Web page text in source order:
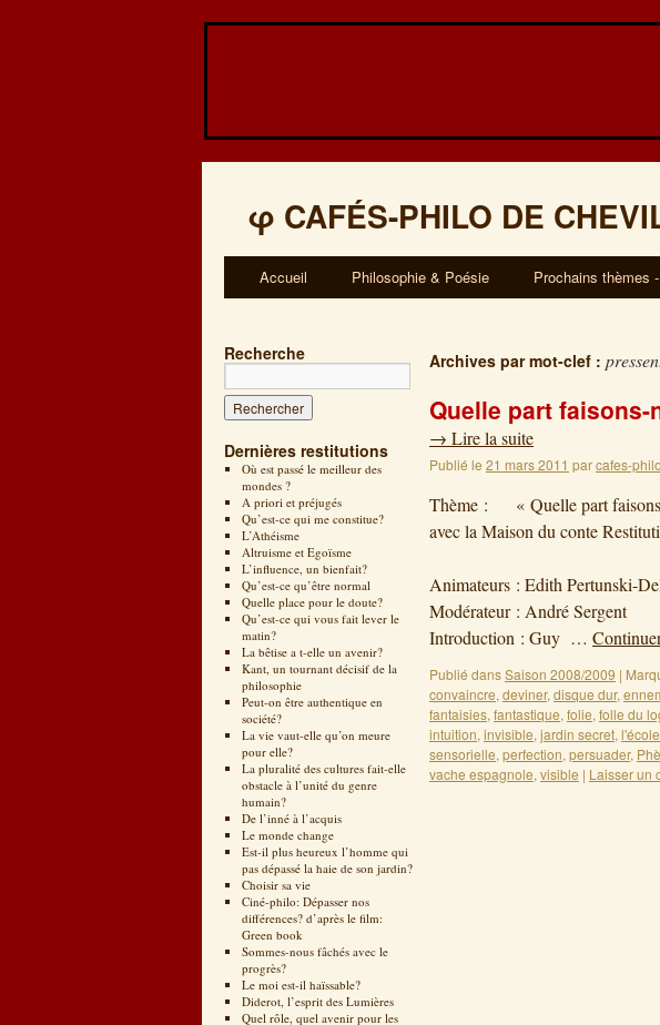
φ CAFÉS-PHILO DE
Accueil Philosophie & Poésie Prochains thèmes
Recherche
Dernières restitutions
Où est passé le meilleur des
mondes ?
A priori et préjugés
Qu’est-ce qui me constitue?
L’Athéisme
Altruisme et Egoïsme
L’influence, un bienfait?
Qu’est-ce qu’être normal
Quelle place pour le doute?
Qu’est-ce qui vous fait lever le
matin?
La bêtise a t-elle un avenir?
Kant, un tournant décisif de la
philosophie
Peut-on être authentique en
société?
La vie vaut-elle qu’on meure
pour elle?
La pluralité des cultures fait-elle
obstacle à l’unité du genre
humain?
De l’inné à l’acquis
Le monde change
Est-il plus heureux l’homme qui
pas dépassé la haie de son jardin?
Choisir sa vie
Ciné-philo: Dépasser nos
différences? d’après le film:
Green book
Sommes-nous fâchés avec le
progrès?
Le moi est-il haïssable?
Diderot, l’esprit des Lumières
Quel rôle, quel avenir pour les
Archives par mot-clef :
Quelle part faisons-
→ Lire la suite
Publié le 21 mars 2011 parcafes-philo
Thème : « Quelle part faisons-
avec la Maison du conte
26
Animateurs : Edith Pertunski-
Modérateur :
Introduction : Guy …
Publié dansSaison 2008/2009 |
convaincre, deviner, disque dur,
fantaisies, fantastique, folie, folle du
intuition, invisible, jardin secret,
sensorielle, perfection, persuader,
vache espagnole, visible | Laisser un